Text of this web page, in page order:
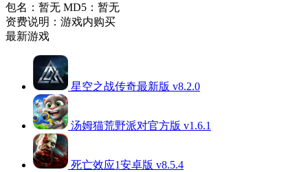
包名：暂无 MD5：暂无
资费说明：游戏内购买
最新游戏
星空之战传奇最新版 v8.2.0
汤姆猫荒野派对官方版 v1.6.1
死亡效应1安卓版 v8.5.4